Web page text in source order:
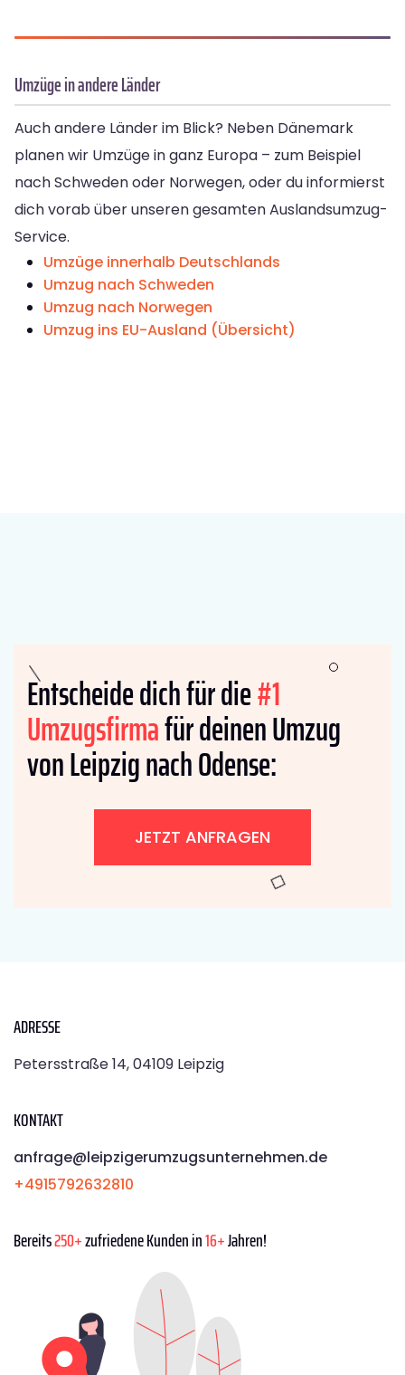
Umzüge in andere Länder
Auch andere Länder im Blick? Neben Dänemark
planen wir Umzüge in ganz Europa – zum Beispiel
nach Schweden oder Norwegen, oder du informierst
dich vorab über unseren gesamten Auslandsumzug-
Service.
Umzüge innerhalb Deutschlands
Umzug nach Schweden
Umzug nach Norwegen
Umzug ins EU-Ausland (Übersicht)
Entscheide dich für die#1
Umzugsfirmafür deinen Umzug
von Leipzig nach Odense:
JETZT ANFRAGEN
ADRESSE
Petersstraße 14, 04109 Leipzig
KONTAKT
anfrage@leipzigerumzugsunternehmen.de
+4915792632810
Bereits250+zufriedene Kunden in16+Jahren!